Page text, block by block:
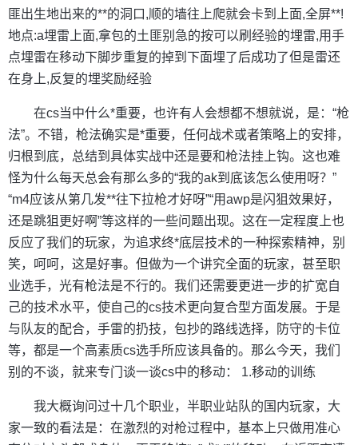
匪出生地出来的**的洞口,顺的墙往上爬就会卡到上面,全屏**!
地点:a埋雷上面,拿包的土匪别急的按可以刷经验的埋雷,用手
点埋雷在移动下脚步重复的掉到下面埋了后成功了但是雷还
在身上,反复的埋奖励经验
在cs当中什么*重要，也许有人会想都不想就说，是：“枪
法”。不错，枪法确实是*重要，任何战术或者策略上的安排，
归根到底，总结到具体实战中还是要和枪法挂上钩。这也难
怪为什么每天总会有那么多的“我的ak到底该怎么使用呀？”
“m4应该从第几发**往下拉枪才好呀”“用awp是闪狙效果好，
还是跳狙更好啊”等这样的一些问题出现。这在一定程度上也
反应了我们的玩家，为追求终*底层技术的一种探索精神，别
笑，呵呵，这是好事。但做为一个讲究全面的玩家，甚至职
业选手，光有枪法是不行的。我们还需要更进一步的扩宽自
己的技术水平，使自己的cs技术更向复合型方面发展。于是
与队友的配合，手雷的扔技，包抄的路线选择，防守的卡位
等，都是一个高素质cs选手所应该具备的。那么今天，我们
别的不谈，就来专门谈一谈cs中的移动： 1.移动的训练
我大概询问过十几个职业，半职业站队的国内玩家，大
家一致的看法是：在激烈的对枪过程中，基本上只做用准心